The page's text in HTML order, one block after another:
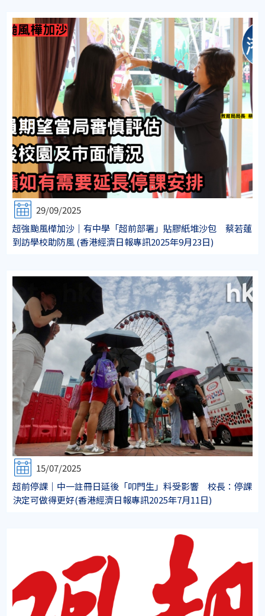
29/09/2025
超強颱風樺加沙｜有中學「超前部署」貼膠紙堆沙包 蔡若蓮
到訪學校助防風 (香港經濟日報專訊2025年9月23日)
15/07/2025
超前停課｜中一註冊日延後「叩門生」料受影響 校長：停課
決定可做得更好(香港經濟日報專訊2025年7月11日)